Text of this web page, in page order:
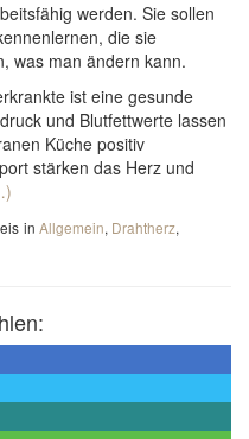
werden. Sie sollen
die sie
was man ändern kann.
ist eine gesunde
und Blutfettwerte lassen
Küche positiv
stärken das Herz und
in Allgemein, Drahtherz,